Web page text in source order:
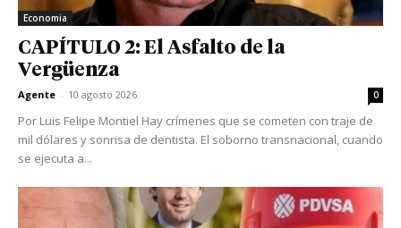
Economia
CAPÍTULO 2: El Asfalto de la
Vergüenza
Agente - 10 agosto 2026 0
Por Luis Felipe Montiel Hay crímenes que se cometen con traje de
mil dólares y sonrisa de dentista. El soborno transnacional, cuando
se ejecuta a...